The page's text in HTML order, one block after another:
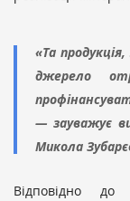
«Та
джерело
— зауважує
Микола
Відповідно до